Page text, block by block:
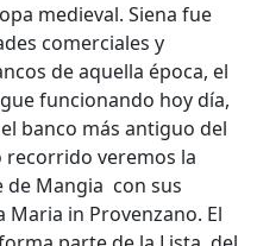
medieval. Siena fue
comerciales y
de aquella época, el
funcionando hoy día,
banco más antiguo del
veremos la
de Mangia con sus
Maria in Provenzano. El